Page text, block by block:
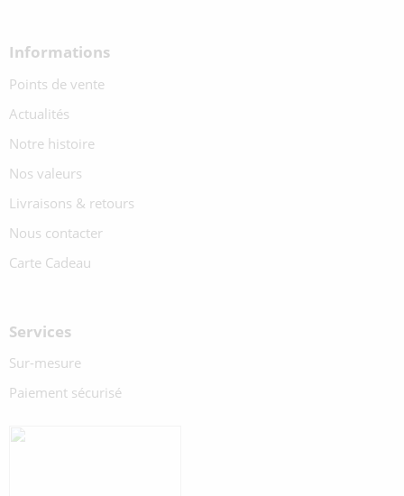
Informations
Points de vente
Actualités
Notre histoire
Nos valeurs
Livraisons & retours
Nous contacter
Carte Cadeau
Services
Sur-mesure
Paiement sécurisé